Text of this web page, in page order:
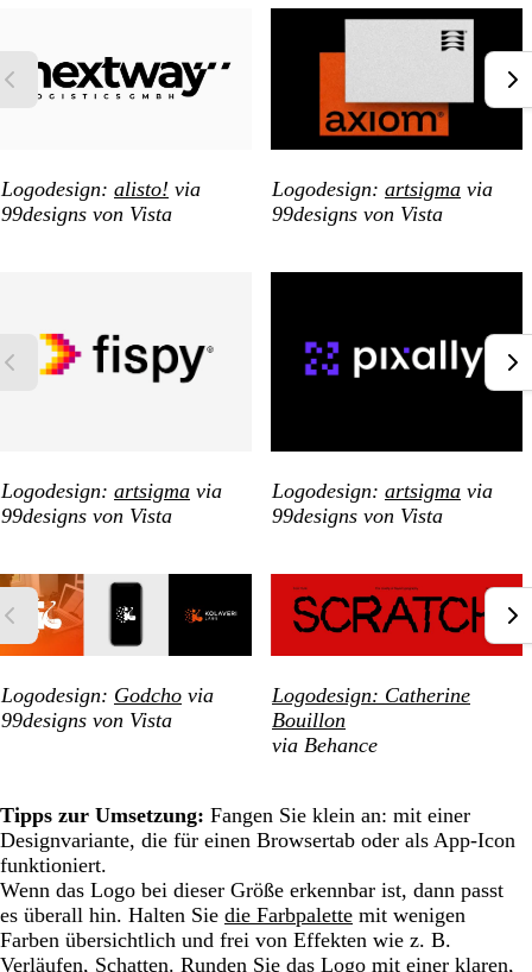
Logodesign: alisto! via
99designs von Vista
Logodesign: artsigma via
99designs von Vista
Logodesign: artsigma via
99designs von Vista
Logodesign: artsigma via
99designs von Vista
Logodesign: Godcho via
99designs von Vista
Logodesign: Catherine
Bouillon
via Behance
Tipps zur Umsetzung: Fangen Sie klein an: mit einer
Designvariante, die für einen Browsertab oder als App-Icon
funktioniert.
Wenn das Logo bei dieser Größe erkennbar ist, dann passt
es überall hin. Halten Sie die Farbpalette mit wenigen
Farben übersichtlich und frei von Effekten wie z. B.
Verläufen, Schatten. Runden Sie das Logo mit einer klaren,